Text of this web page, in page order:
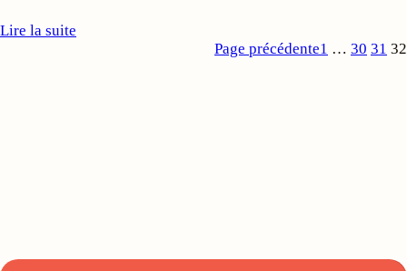
Lire la suite
Page précédente1 … 30 31 32